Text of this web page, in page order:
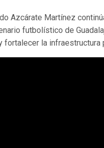
Azcárate Martínez
futbolístico de
la infraestructura